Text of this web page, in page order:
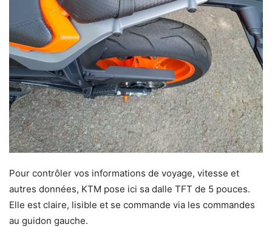
Pour contrôler vos informations de voyage, vitesse et
autres données, KTM pose ici sa dalle TFT de 5 pouces.
Elle est claire, lisible et se commande via les commandes
au guidon gauche.